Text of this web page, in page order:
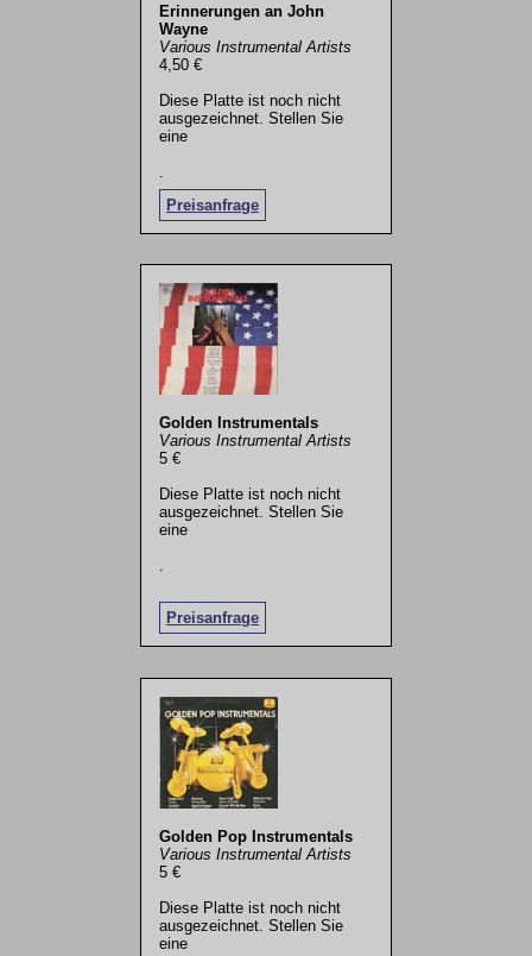
Erinnerungen an John
Wayne
Various Instrumental Artists
4,50 €
Diese Platte ist noch nicht
ausgezeichnet. Stellen Sie
eine
Preisanfrage
Golden Instrumentals
Various Instrumental Artists
5 €
Diese Platte ist noch nicht
ausgezeichnet. Stellen Sie
eine
Preisanfrage
.
Golden Pop Instrumentals
Various Instrumental Artists
5 €
Diese Platte ist noch nicht
ausgezeichnet. Stellen Sie
eine